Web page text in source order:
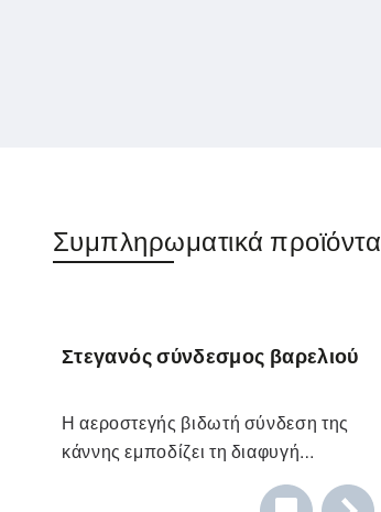
Συμπληρωματικά προϊόντα
Στεγανός σύνδεσμος βαρελιού
Η αεροστεγής βιδωτή σύνδεση της
κάννης εμποδίζει τη διαφυγή
επικίνδυνων αερίων από την κάννη.
Οι σύνδεσμοι δοχείων καθιστούν το